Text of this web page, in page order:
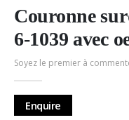
au
début
de
Galerie
d’images
Couronne
6-1039 avec
Soyez le premier à
Enquire